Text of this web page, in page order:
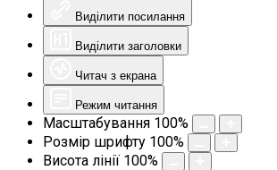
Виділити посилання
Виділити заголовки
Читач з екрана
Режим читання
Масштабування 100%
Розмір шрифту 100%
Висота лінії 100%